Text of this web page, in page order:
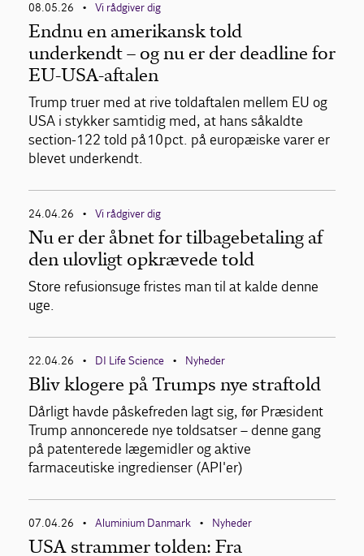
08.05.26 • Vi rådgiver dig
Endnu en amerikansk told
underkendt – og nu er der deadline for
EU-USA-aftalen
Trump truer med at rive toldaftalen mellem EU og
USA i stykker samtidig med, at hans såkaldte
section-122 told på 10 pct. på europæiske varer er
blevet underkendt.
24.04.26 • Vi rådgiver dig
Nu er der åbnet for tilbagebetaling af
den ulovligt opkrævede told
Store refusionsuge fristes man til at kalde denne
uge.
22.04.26 • DI Life Science • Nyheder
Bliv klogere på Trumps nye straftold
Dårligt havde påskefreden lagt sig, før Præsident
Trump annoncerede nye toldsatser – denne gang
på patenterede lægemidler og aktive
farmaceutiske ingredienser (API'er)
07.04.26 • Aluminium Danmark • Nyheder
USA strammer tolden: Fra